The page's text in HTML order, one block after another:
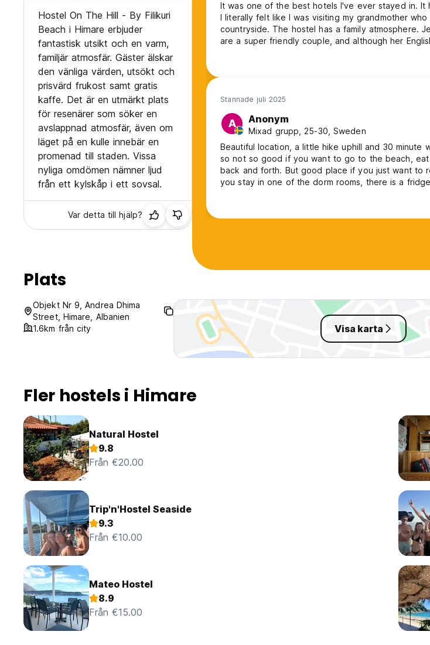
Hostel On The Hill - By Filikuri
Beach i Himare erbjuder
fantastisk utsikt och en varm,
familjär atmosfär. Gäster älskar
den vänliga värden, utsökt och
prisvärd frukost samt gratis
kaffe. Det är en utmärkt plats
för resenärer som söker en
avslappnad atmosfär, även om
läget på en kulle innebär en
promenad till staden. Vissa
nyliga omdömen nämner ljud
från ett kylskåp i ett sovsal.
Var detta till hjälp?
It was one of the best hotels I've ever stayed in. It
I literally felt like I was visiting my grandmother
countryside. The hostel has a family atmosphere.
are a super friendly couple, and although her
felt connected. It was also a fun way to
well-served with organic food, so I thought it was
Stannade juli 2025
A Anonym
Mixad grupp, 25-30, Sweden
Beautiful location, a little hike uphill and 30 minute
so not so good if you want to go to the beach,
back and forth. But good place if you just want to
you stay in one of the dorm rooms, there is a
generator, it was torture trying to sleep in that
person at the place and do not speak English.
Plats
Objekt Nr 9, Andrea Dhima
Street, Himare, Albanien
1.6km från city
Visa karta
Fler hostels i Himare
Natural Hostel
9.8
Från €20.00
Trip'n'Hostel Seaside
9.3
Från €10.00
Mateo Hostel
8.9
Från €15.00